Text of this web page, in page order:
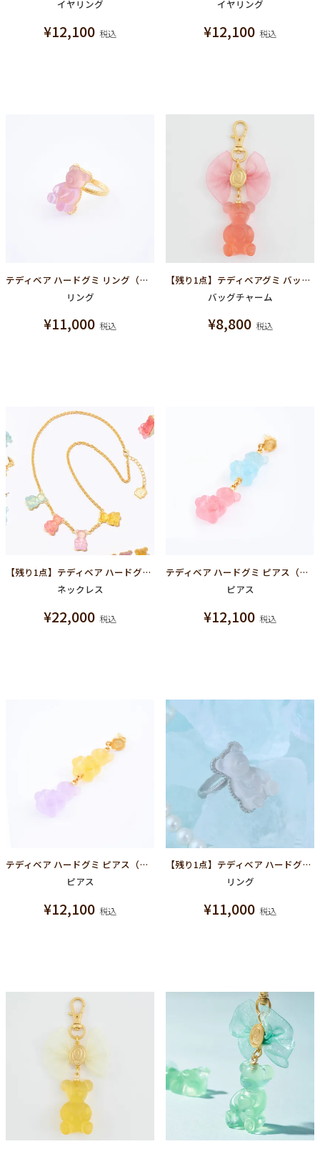
イヤリング
¥12,100 税込
イヤリング
¥12,100 税込
テディベア ハードグミ リング（グレープ）
リング
¥11,000 税込
【残り1点】テディベアグミ バッグチャーム(ストロベリー)
バッグチャーム
¥8,800 税込
【残り1点】テディベア ハードグミ ネックレス
ネックレス
¥22,000 税込
テディベア ハードグミ ピアス（ソーダ＆ストロベリー）
ピアス
¥12,100 税込
テディベア ハードグミ ピアス（レモン＆グレープ）
ピアス
¥12,100 税込
【残り1点】テディベア ハードグミ リング（シュガースノー）
リング
¥11,000 税込